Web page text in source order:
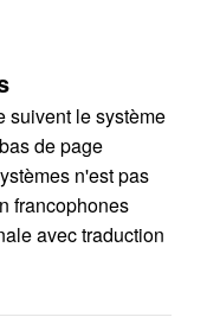
suivent le système
de page
n'est pas
francophones
avec traduction